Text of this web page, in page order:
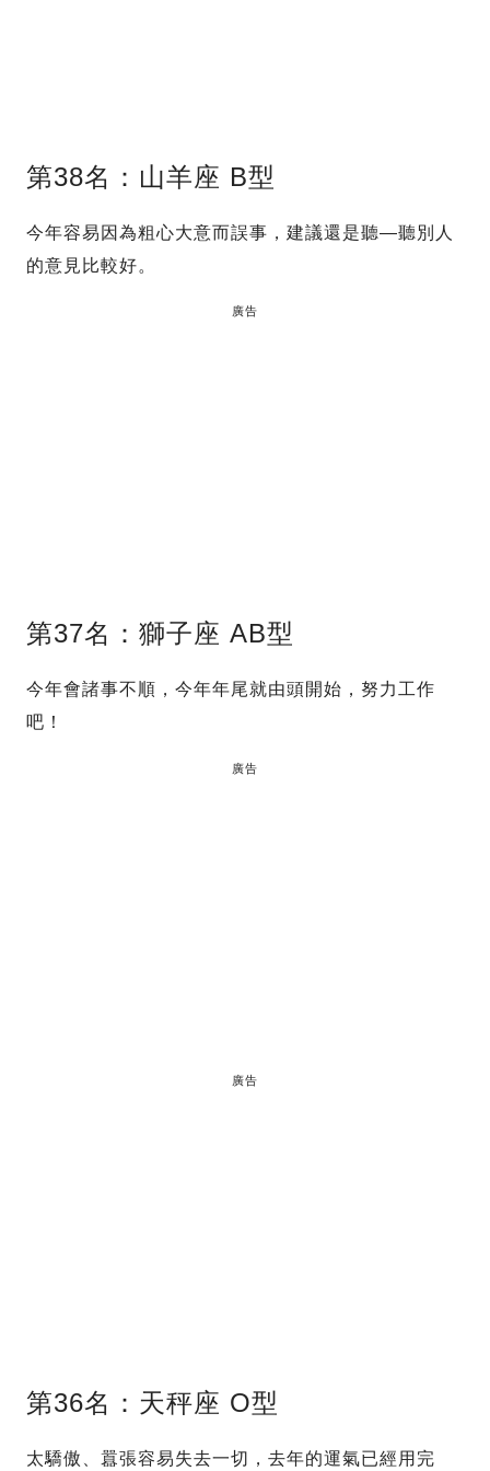
第38名：山羊座 B型
今年容易因為粗心大意而誤事，建議還是聽—聽別人
的意見比較好。
廣告
第37名：獅子座 AB型
今年會諸事不順，今年年尾就由頭開始，努力工作
吧！
廣告
廣告
第36名：天秤座 O型
太驕傲、囂張容易失去一切，去年的運氣已經用完